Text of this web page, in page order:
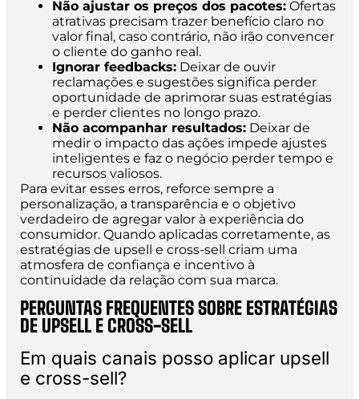
Não ajustar os preços dos pacotes: Ofertas
atrativas precisam trazer benefício claro no
valor final, caso contrário, não irão convencer
o cliente do ganho real.
Ignorar feedbacks: Deixar de ouvir
reclamações e sugestões significa perder
oportunidade de aprimorar suas estratégias
e perder clientes no longo prazo.
Não acompanhar resultados: Deixar de
medir o impacto das ações impede ajustes
inteligentes e faz o negócio perder tempo e
recursos valiosos.
Para evitar esses erros, reforce sempre a
personalização, a transparência e o objetivo
verdadeiro de agregar valor à experiência do
consumidor. Quando aplicadas corretamente, as
estratégias de upsell e cross-sell criam uma
atmosfera de confiança e incentivo à
continuidade da relação com sua marca.
PERGUNTAS FREQUENTES SOBRE ESTRATÉGIAS
DE UPSELL E CROSS-SELL
Em quais canais posso aplicar upsell
e cross-sell?